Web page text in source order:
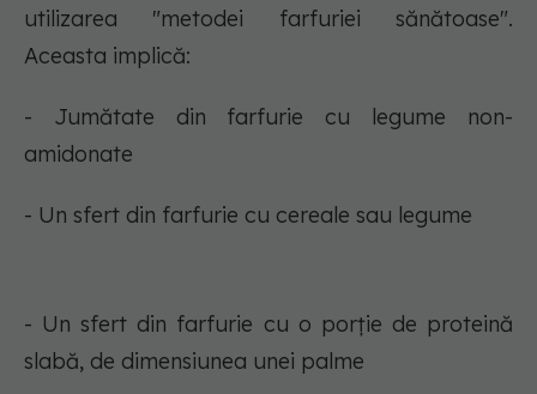
utilizarea "metodei farfuriei sănătoase".
Aceasta implică:
- Jumătate din farfurie cu legume non-
amidonate
- Un sfert din farfurie cu cereale sau legume
- Un sfert din farfurie cu o porție de proteină
slabă, de dimensiunea unei palme